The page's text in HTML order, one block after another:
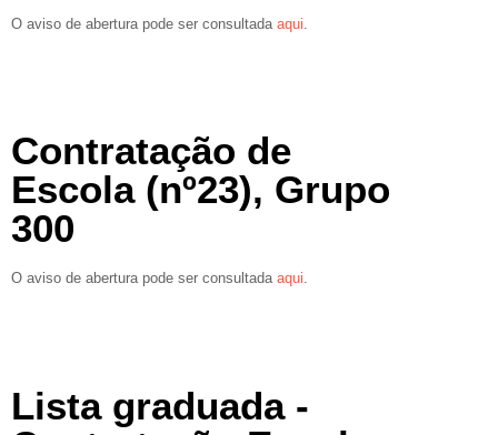
O aviso de abertura pode ser consultada aqui
Contratação de
Escola (nº23), Grupo
300
O aviso de abertura pode ser consultada aqui.
Lista graduada -